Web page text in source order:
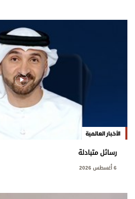
الأخبار العالمية
رسائل متبادلة
6 أغسطس 2026